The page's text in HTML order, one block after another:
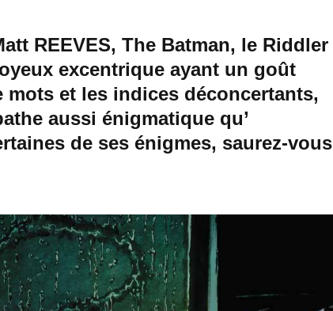
REEVES, The Batman, le Riddler
excentrique ayant un goût
et les indices déconcertants,
aussi énigmatique qu’
de ses énigmes, saurez-vous